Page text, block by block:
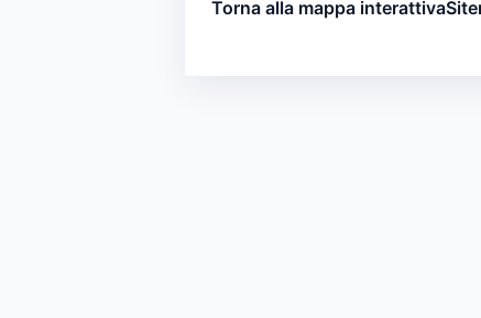
Torna alla mappa interattiva